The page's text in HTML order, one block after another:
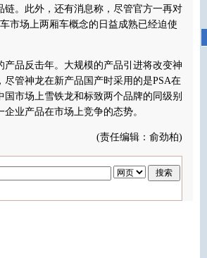
链。此外，还有消息称，尽管官方一再对
市场上两厢车概念的日益成熟已经迫使
品反击年。大规模的产品引进将改变神
管神龙在新产品国产时采用的是PSA在
市场上雪铁龙和标致两个品牌的同级别
业产品在市场上竞争的态势。
(责任编辑：俞劲柏)